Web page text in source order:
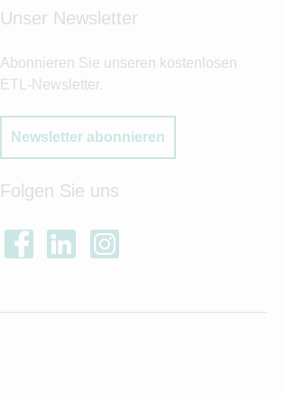
Unser Newsletter
Abonnieren Sie unseren kostenlosen
ETL-Newsletter.
Newsletter abonnieren
Folgen Sie uns